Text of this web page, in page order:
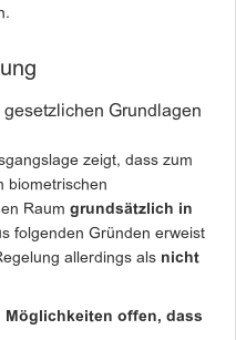
Grundlagen
zeigt, dass zum
biometrischen
Raum grundsätzlich in
folgenden Gründen erweist
allerdings als nicht
offen, dass